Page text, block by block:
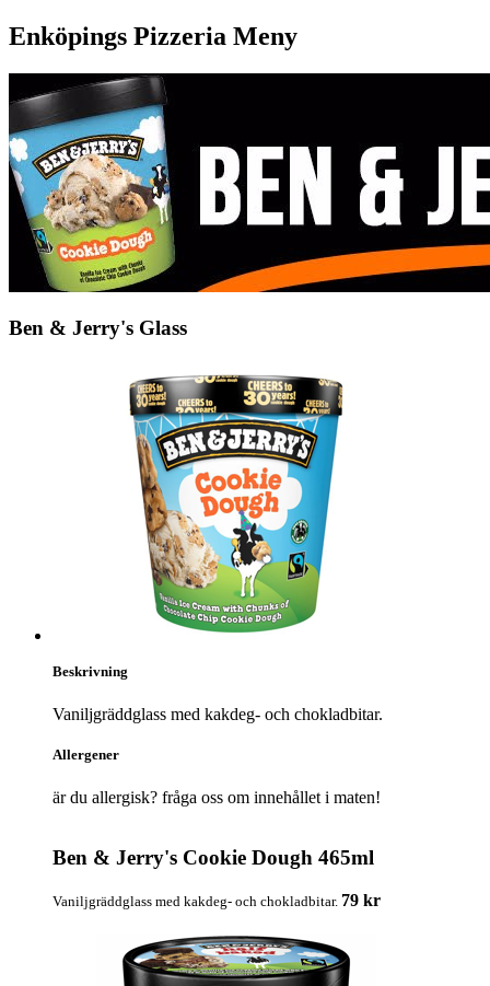
Enköpings Pizzeria Meny
Ben & Jerry's Glass
Beskrivning
Vaniljgräddglass med kakdeg- och chokladbitar.
Allergener
är du allergisk? fråga oss om innehållet i maten!
Ben & Jerry's Cookie Dough 465ml
Vaniljgräddglass med kakdeg- och chokladbitar. 79 kr